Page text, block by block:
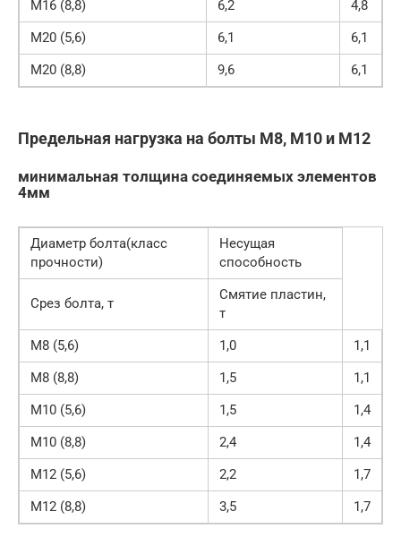
М16 (8,8)
6,2
4,8
М20 (5,6)
6,1
6,1
М20 (8,8)
9,6 6,1
Предельная нагрузка на болты М8, М10 и М12
минимальная толщина соединяемых элементов
4мм
Диаметр болта(класс
прочности)
Несущая
способность
Срез болта, т
Смятие пластин,
т
М8 (5,6)
1,0
1,1
М8 (8,8)
1,5
1,1
М10 (5,6)
1,5
1,4
М10 (8,8)
2,4
1,4
М12 (5,6)
2,2
1,7
М12 (8,8)
3,5 1,7